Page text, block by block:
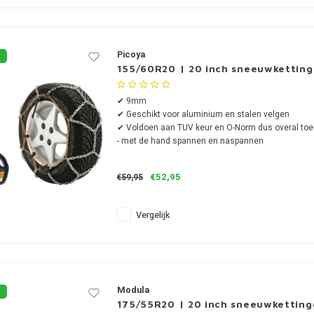
Picoya
155/60R20 | 20 inch
✔ 9mm
✔ Geschikt voor aluminium en stalen velgen
✔ Voldoen aan TUV keur en O-Norm dus overal
- met de hand spannen en naspannen
€59,95 €52,95
Vergelijk
Modula
175/55R20 | 20 inch